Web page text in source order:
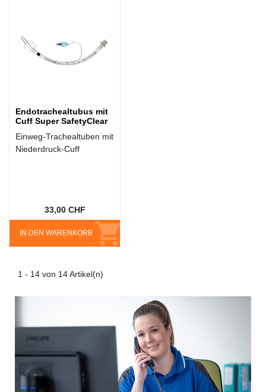
Endotrachealtubus mit
Cuff Super SafetyClear
Einweg-Trachealtuben mit
Niederdruck-Cuff
IN DEN WARENKORB
33,00 CHF
1 - 14 von 14 Artikel(n)